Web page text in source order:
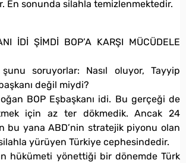
En sonunda silahla temizlenmektedir.
İDİ ŞİMDİ BOP’A KARŞI MÜCÜDELE
soruyorlar: Nasıl oluyor, Tayyip
değil miydi?
BOP Eşbaşkanı idi. Bu gerçeği de
için az ter dökmedik. Ancak 24
bu yana ABD’nin stratejik piyonu olan
silahla yürüyen Türkiye cephesindedir.
hükümeti yönettiği bir dönemde Türk